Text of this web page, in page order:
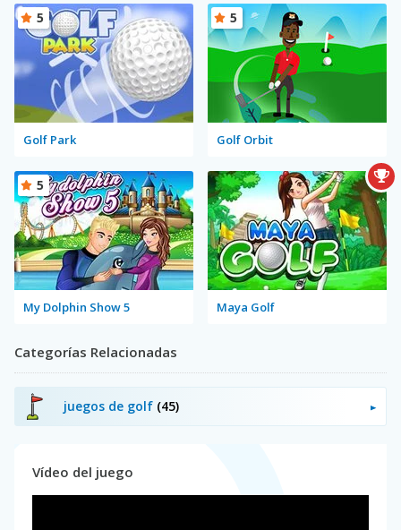
Golf Park
5
Golf Orbit
5
My Dolphin Show 5
5
Maya Golf
Categorías Relacionadas
juegos de golf (45)
Vídeo del juego